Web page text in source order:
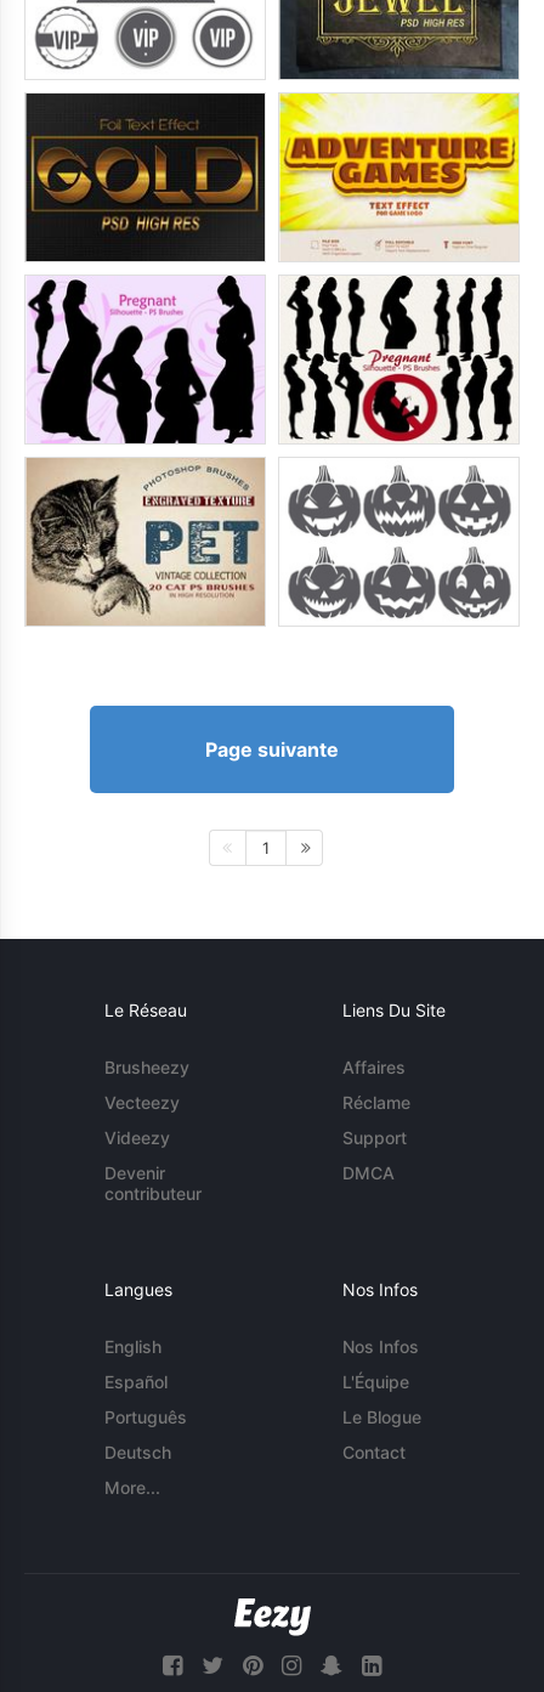
Page suivante
1
Le Réseau
Brusheezy
Vecteezy
Videezy
Devenir
contributeur
Liens Du Site
Affaires
Réclame
Support
DMCA
Langues
English
Español
Português
Deutsch
More...
Nos Infos
Nos Infos
L'Équipe
Le Blogue
Contact